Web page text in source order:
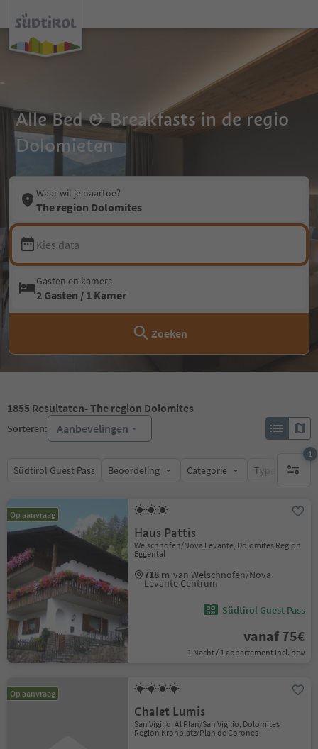
Alle Bed & Breakfasts in de regio
Dolomieten
Waar wil je naartoe?
The region Dolomites
Kies data
Gasten en kamers
2 Gasten / 1 Kamer
Zoeken
1855 Resultaten- The region Dolomites
Sorteren: Aanbevelingen
Südtirol Guest Pass Beoordeling Categorie Type catering
1
1
Op aanvraag
Haus Pattis
Welschnofen/Nova Levante, Dolomites Region
Eggental
718 m van Welschnofen/Nova
Levante Centrum
Südtirol Guest Pass
vanaf 75€
1 Nacht / 1 appartement Incl. btw
Op aanvraag
Chalet Lumis
San Vigilio, Al Plan/San Vigilio, Dolomites
Region Kronplatz/Plan de Corones